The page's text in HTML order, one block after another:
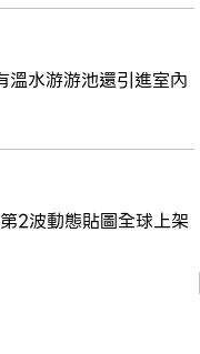
水游游池還引進室內
2波動態貼圖全球上架